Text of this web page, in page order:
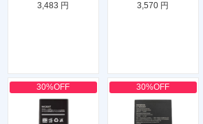
3,483 円
3,570 円
30%OFF 30%OFF